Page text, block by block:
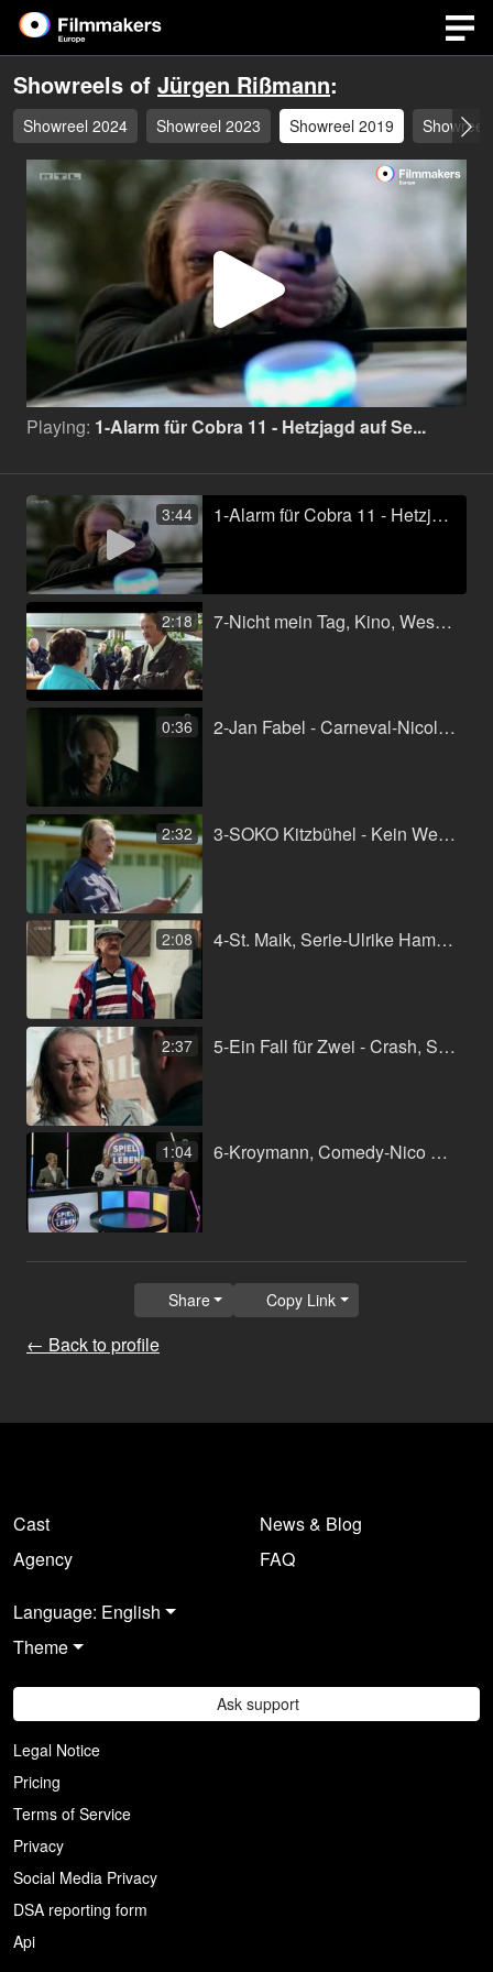
Showreels of Jürgen Rißmann:
Showreel 2024 Showreel 2023 Showreel 2019 Showreel
Play
Video
Playing: 1-Alarm für Cobra 11 - Hetzjagd auf Se...
3:44 1-Alarm für Cobra 11 - Hetzjagd auf Semir-Ralph Polinski-2017.mp4
2:18 7-Nicht mein Tag, Kino, Westside Filmproduktion-Peter Thorwarth-2013.mp4
0:36 2-Jan Fabel - Carneval-Nicolai Rohde-ARD.mp4
2:32 3-SOKO Kitzbühel - Kein Weg zurück, Serie-Gerald Liegel-ZDF ORF, 2017.mp4
2:08 4-St. Maik, Serie-Ulrike Hamacher-RTL, 2017.mp4
2:37 5-Ein Fall für Zwei - Crash, Serie-Thomas Nennstiel-ZDF, 2018.mp4
1:04 6-Kroymann, Comedy-Nico Berse-Radio Bremen, 2018.mp4
← Back to profile
Share Copy Link
Cast
Agency
News & Blog
FAQ
Language: English
Theme
Ask support
Legal Notice
Pricing
Terms of Service
Privacy
Social Media Privacy
DSA reporting form
Api